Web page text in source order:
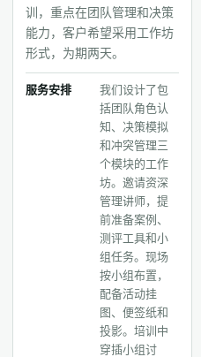
训，重点在团队管理和决策
能力，客户希望采用工作坊
形式，为期两天。
服务安排
我们设计了包
括团队角色认
知、决策模拟
和冲突管理三
个模块的工作
坊。邀请资深
管理讲师，提
前准备案例、
测评工具和小
组任务。现场
按小组布置，
配备活动挂
图、便签纸和
投影。培训中
穿插小组讨